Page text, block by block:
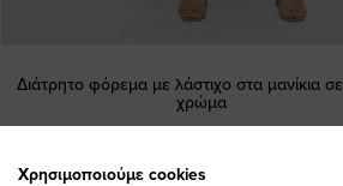
Διάτρητο φόρεμα με λάστιχο στα μανίκια
χρώμα
Τιμή
Χρησιμοποιούμε cookies